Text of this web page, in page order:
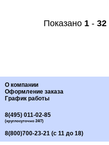
Показано 1 - 32
О компании
Оформление заказа
График работы
8(495) 011-02-85
(круглосуточно 24/7)
8(800)700-23-21 (с 11 до 18)